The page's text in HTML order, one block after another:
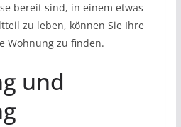
bereit sind, in einem etwas
zu leben, können Sie Ihre
Wohnung zu finden.
und